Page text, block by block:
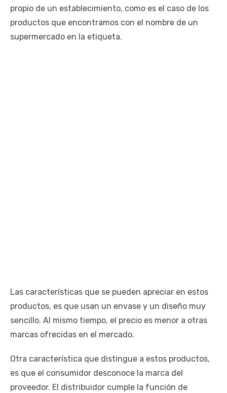
propio de un establecimiento, como es el caso de los
productos que encontramos con el nombre de un
supermercado en la etiqueta.
Las características que se pueden apreciar en estos
productos, es que usan un envase y un diseño muy
sencillo. Al mismo tiempo, el precio es menor a otras
marcas ofrecidas en el mercado.
Otra característica que distingue a estos productos,
es que el consumidor desconoce la marca del
proveedor. El distribuidor cumple la función de